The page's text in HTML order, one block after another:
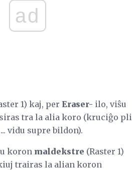
ad
1) kaj, per Eraser- ilo, viŝu
tra la alia koro (kruciĝo pli
vidu supre bildon).
koron maldekstre (Raster 1)
trairas la alian koron